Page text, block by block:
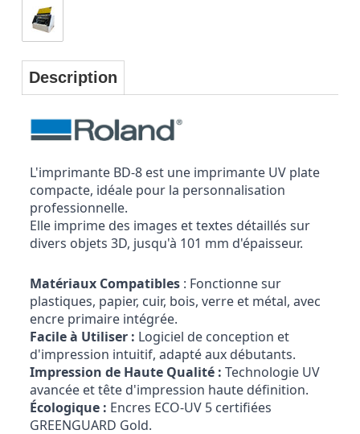
Description
L'imprimante BD-8 est une imprimante UV plate
compacte, idéale pour la personnalisation
professionnelle.
Elle imprime des images et textes détaillés sur
divers objets 3D, jusqu'à 101 mm d'épaisseur.
Matériaux Compatibles : Fonctionne sur
plastiques, papier, cuir, bois, verre et métal, avec
encre primaire intégrée.
Facile à Utiliser : Logiciel de conception et
d'impression intuitif, adapté aux débutants.
Impression de Haute Qualité : Technologie UV
avancée et tête d'impression haute définition.
Écologique : Encres ECO-UV 5 certifiées
GREENGUARD Gold.